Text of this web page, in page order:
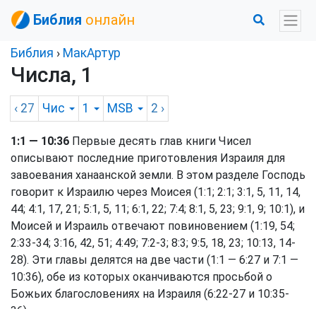
Библия онлайн
Библия › МакАртур
Числа, 1
‹ 27 Чис 1 MSB 2 ›
1:1 — 10:36 Первые десять глав книги Чисел
описывают последние приготовления Израиля для
завоевания ханаанской земли. В этом разделе Господь
говорит к Израилю через Моисея (1:1; 2:1; 3:1, 5, 11, 14,
44; 4:1, 17, 21; 5:1, 5, 11; 6:1, 22; 7:4; 8:1, 5, 23; 9:1, 9; 10:1), и
Моисей и Израиль отвечают повиновением (1:19, 54;
2:33-34; 3:16, 42, 51; 4:49; 7:2-3; 8:3; 9:5, 18, 23; 10:13, 14-
28). Эти главы делятся на две части (1:1 — 6:27 и 7:1 —
10:36), обе из которых оканчиваются просьбой о
Божьих благословениях на Израиля (6:22-27 и 10:35-